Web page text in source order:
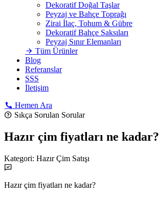
Dekoratif Doğal Taşlar
Peyzaj ve Bahçe Toprağı
Zirai İlaç, Tohum & Gübre
Dekoratif Bahçe Saksıları
Peyzaj Sınır Elemanları
Tüm Ürünler
Blog
Referanslar
SSS
İletişim
Hemen Ara
Sıkça Sorulan Sorular
Hazır çim fiyatları ne kadar?
Kategori: Hazır Çim Satışı
Hazır çim fiyatları ne kadar?